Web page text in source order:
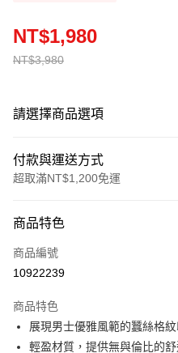
NT$3,980
NT$1,980
請選擇商品選項
付款與運送方式
超取滿NT$1,200免運
信用卡一次付款
超商取貨付款
Apple Pay
商品特色
商品編號
10922239
商品特色
展現男士優雅風範的蠶絲格
輕盈材質，提供無與倫比的舒